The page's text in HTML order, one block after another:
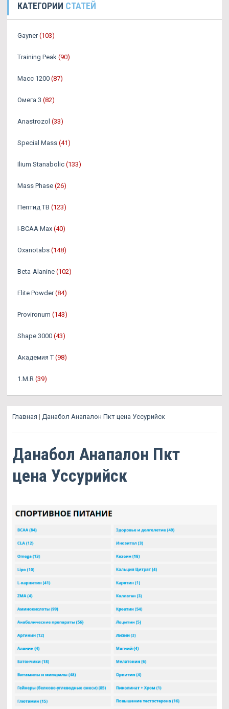
КАТЕГОРИИ СТАТЕЙ
Gayner (103)
Training Peak (90)
Масс 1200 (87)
Омега 3 (82)
Аnastrozol (33)
Special Mass (41)
Ilium Stanabolic (133)
Mass Phase (26)
Пептид TB (123)
I-BCAA Max (40)
Oxanotabs (148)
Beta-Alanine (102)
Elite Powder (84)
Provironum (143)
Shape 3000 (43)
Академия Т (98)
1.M.R (39)
Главная | Данабол Анапалон Пкт цена Уссурийск
Данабол Анапалон Пкт
цена Уссурийск